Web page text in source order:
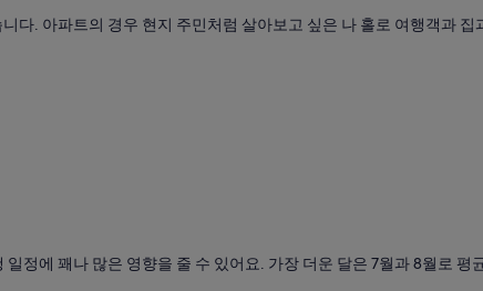
. 아파트의 경우 현지 주민처럼 살아보고 싶은 나 홀로 여행객과 집
정에 꽤나 많은 영향을 줄 수 있어요. 가장 더운 달은 7월과 8월로 평